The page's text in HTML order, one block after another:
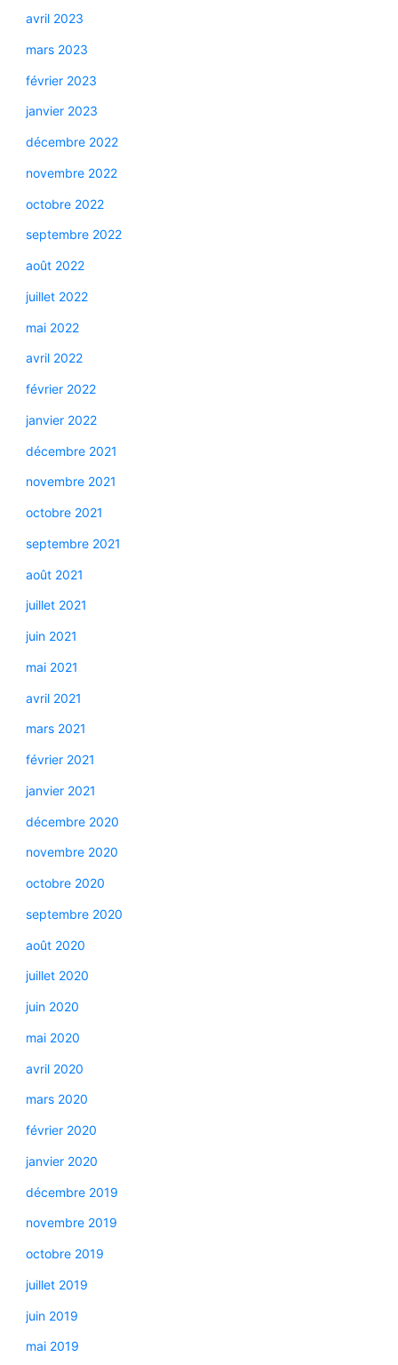
avril 2023
mars 2023
février 2023
janvier 2023
décembre 2022
novembre 2022
octobre 2022
septembre 2022
août 2022
juillet 2022
mai 2022
avril 2022
février 2022
janvier 2022
décembre 2021
novembre 2021
octobre 2021
septembre 2021
août 2021
juillet 2021
juin 2021
mai 2021
avril 2021
mars 2021
février 2021
janvier 2021
décembre 2020
novembre 2020
octobre 2020
septembre 2020
août 2020
juillet 2020
juin 2020
mai 2020
avril 2020
mars 2020
février 2020
janvier 2020
décembre 2019
novembre 2019
octobre 2019
juillet 2019
juin 2019
mai 2019